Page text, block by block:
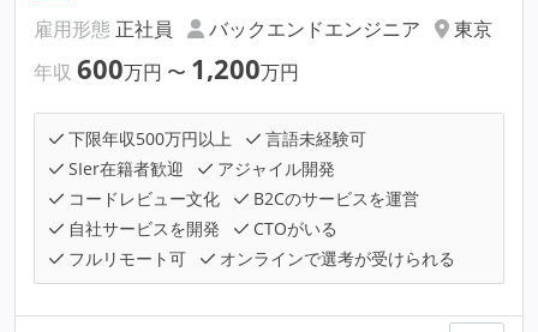
雇用形態 正社員 バックエンドエンジニア
東京
年収 600万円 〜 1,200万円
下限年収500万円以上
言語未経験可
SIer在籍者歓迎
アジャイル開発
コードレビュー文化
B2Cのサービスを運営
自社サービスを開発
CTOがいる
フルリモート可
オンラインで選考が受けられる